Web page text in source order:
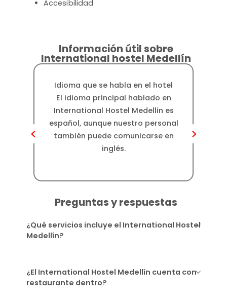
Accesibilidad
Información útil sobre
International hostel Medellín
Idioma que se habla en el hotel
El idioma principal hablado en
International Hostel Medellin es
español, aunque nuestro personal
también puede comunicarse en
inglés.
Preguntas y respuestas
¿Qué servicios incluye el International Hostel
Medellín?
¿El International Hostel Medellín cuenta con
restaurante dentro?